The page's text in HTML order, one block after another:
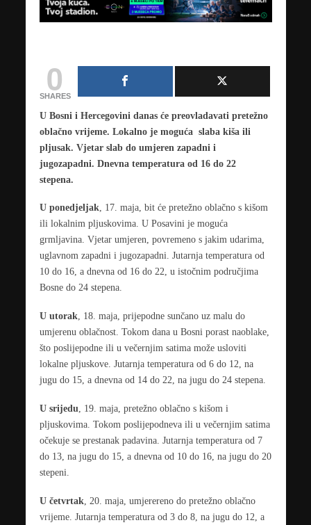
0
SHARES
U Bosni i Hercegovini danas će preovladavati pretežno
oblačno vrijeme. Lokalno je moguća slaba kiša ili
pljusak. Vjetar slab do umjeren zapadni i
jugozapadni. Dnevna temperatura od 16 do 22
stepena.
U ponedjeljak, 17. maja, bit će pretežno oblačno s kišom
ili lokalnim pljuskovima. U Posavini je moguća
grmljavina. Vjetar umjeren, povremeno s jakim udarima,
uglavnom zapadni i jugozapadni. Jutarnja temperatura od
10 do 16, a dnevna od 16 do 22, u istočnim područjima
Bosne do 24 stepena.
U utorak, 18. maja, prijepodne sunčano uz malu do
umjerenu oblačnost. Tokom dana u Bosni porast naoblake,
što poslijepodne ili u večernjim satima može usloviti
lokalne pljuskove. Jutarnja temperatura od 6 do 12, na
jugu do 15, a dnevna od 14 do 22, na jugu do 24 stepena.
U srijedu, 19. maja, pretežno oblačno s kišom i
pljuskovima. Tokom poslijepodneva ili u večernjim satima
očekuje se prestanak padavina. Jutarnja temperatura od 7
do 13, na jugu do 15, a dnevna od 10 do 16, na jugu do 20
stepeni.
U četvrtak, 20. maja, umjerereno do pretežno oblačno
vrijeme. Jutarnja temperatura od 3 do 8, na jugu do 12, a